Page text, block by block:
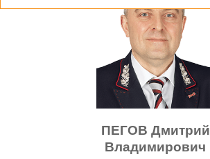
ПЕГОВ Дмитрий
Владимирович